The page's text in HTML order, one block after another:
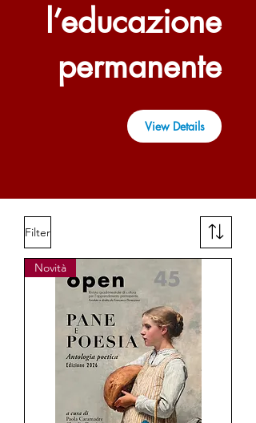
l’educazione
permanente
View Details
Filter
Novità